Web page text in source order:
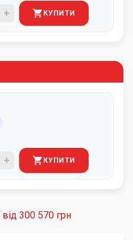
КУПИТИ
КУПИТИ
Ще 7 пропозиції від 300 570 грн